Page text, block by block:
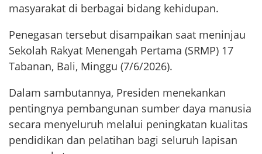
masyarakat di berbagai bidang kehidupan.
Penegasan tersebut disampaikan saat meninjau
Sekolah Rakyat Menengah Pertama (SRMP) 17
Tabanan, Bali, Minggu (7/6/2026).
Dalam sambutannya, Presiden menekankan
pentingnya pembangunan sumber daya manusia
secara menyeluruh melalui peningkatan kualitas
pendidikan dan pelatihan bagi seluruh lapisan